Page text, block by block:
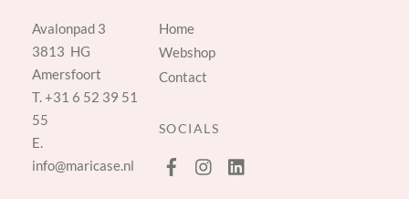
Avalonpad 3
3813 HG
Amersfoort
T.+31 6 52 39 51
55
E.
info@maricase.nl
Home
Webshop
Contact
SOCIALS